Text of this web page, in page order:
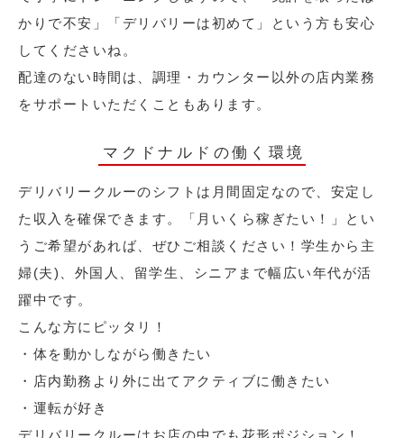
かりで不安」「デリバリーは初めて」という方も安心
してくださいね。
配達のない時間は、調理・カウンター以外の店内業務
をサポートいただくこともあります。
マクドナルドの働く環境
デリバリークルーのシフトは月間固定なので、安定し
た収入を確保できます。「月いくら稼ぎたい！」とい
うご希望があれば、ぜひご相談ください！学生から主
婦(夫)、外国人、留学生、シニアまで幅広い年代が活
躍中です。
こんな方にピッタリ！
・体を動かしながら働きたい
・店内勤務より外に出てアクティブに働きたい
・運転が好き